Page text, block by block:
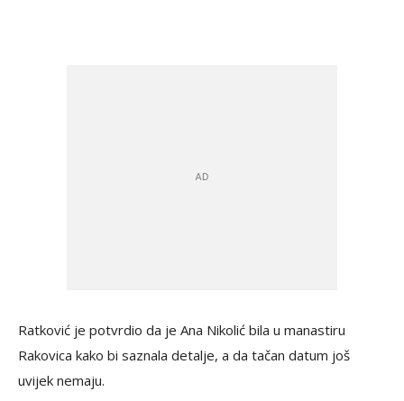
Ratković je potvrdio da je Ana Nikolić bila u manastiru
Rakovica kako bi saznala detalje, a da tačan datum još
uvijek nemaju.